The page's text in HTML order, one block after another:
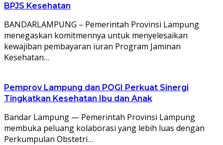
BPJS Kesehatan
BANDARLAMPUNG – Pemerintah Provinsi Lampung
menegaskan komitmennya untuk menyelesaikan
kewajiban pembayaran iuran Program Jaminan
Kesehatan…
Pemprov Lampung dan POGI Perkuat Sinergi
Tingkatkan Kesehatan Ibu dan Anak
Bandar Lampung — Pemerintah Provinsi Lampung
membuka peluang kolaborasi yang lebih luas dengan
Perkumpulan Obstetri…